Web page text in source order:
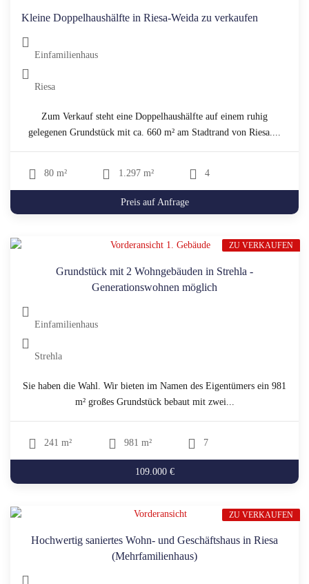
Kleine Doppelhaushälfte in Riesa-Weida zu verkaufen
Einfamilienhaus
Riesa
Zum Verkauf steht eine Doppelhaushälfte auf einem ruhig
gelegenen Grundstück mit ca. 660 m² am Stadtrand von Riesa....
80 m² 1.297 m² 4
Preis auf Anfrage
Grundstück mit 2 Wohngebäuden in Strehla -
Generationswohnen möglich
Einfamilienhaus
Strehla
Sie haben die Wahl. Wir bieten im Namen des Eigentümers ein 981
m² großes Grundstück bebaut mit zwei...
241 m² 981 m² 7
109.000 €
ZU VERKAUFEN
Hochwertig saniertes Wohn- und Geschäftshaus in Riesa
(Mehrfamilienhaus)
ZU VERKAUFEN